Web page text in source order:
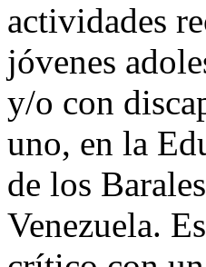
actividades
jóvenes
y/o con
uno, en la
de los
Venezuela.